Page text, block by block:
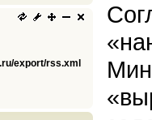
export/rss.xml